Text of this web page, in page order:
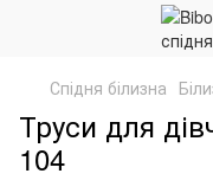
Спідня білизна
Труси для
104